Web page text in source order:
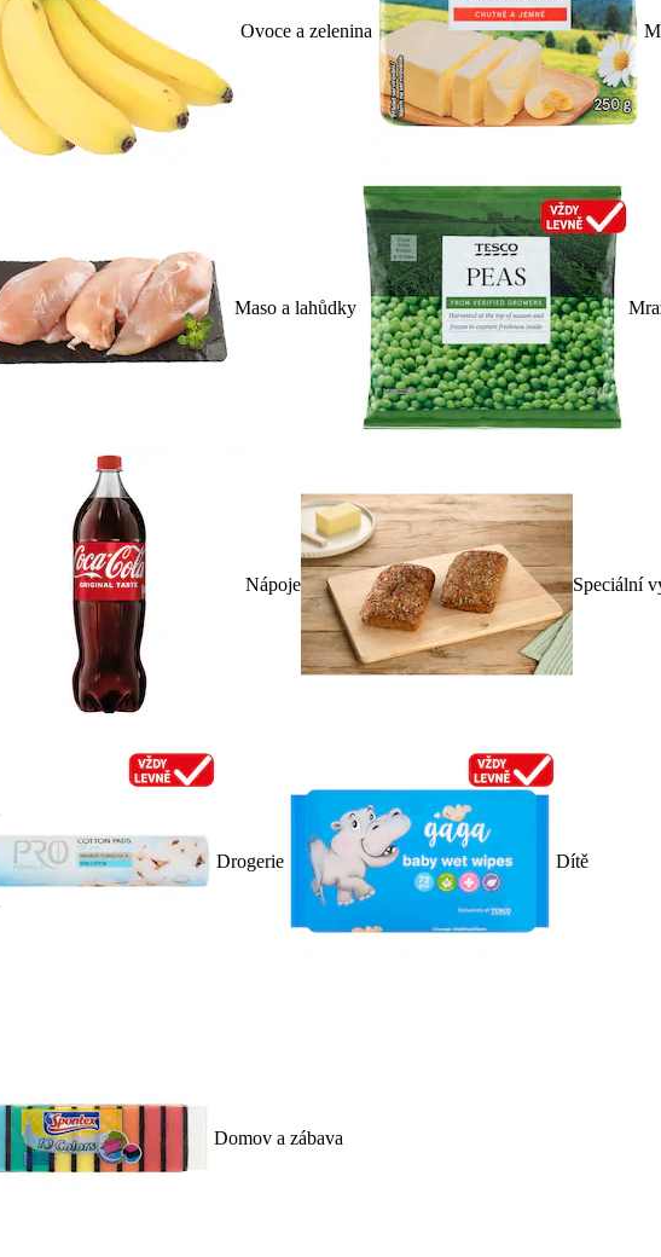
Ovoce a zelenina
Maso a lahůdky
Nápoje Speciální
Drogerie Dítě
Domov a zábava